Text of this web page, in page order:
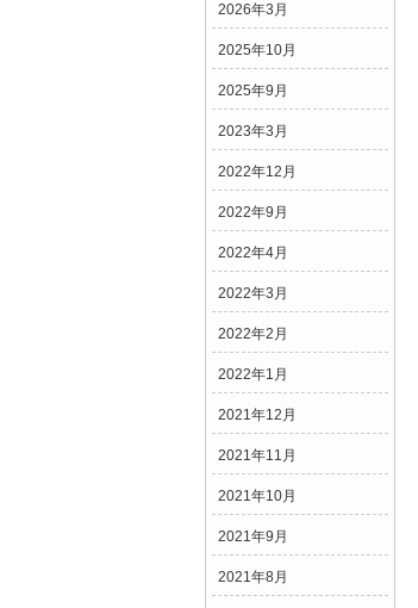
2026年3月
2025年10月
2025年9月
2023年3月
2022年12月
2022年9月
2022年4月
2022年3月
2022年2月
2022年1月
2021年12月
2021年11月
2021年10月
2021年9月
2021年8月